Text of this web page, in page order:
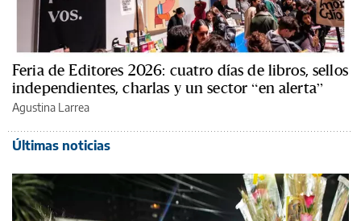
Feria de Editores 2026: cuatro días de libros, sellos
independientes, charlas y un sector “en alerta”
Agustina Larrea
Últimas noticias